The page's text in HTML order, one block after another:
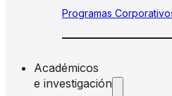
Programas
Académicos
e investigación